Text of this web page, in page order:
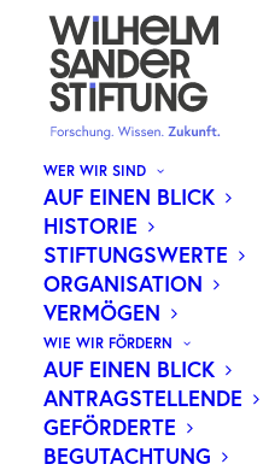
WER WIR SIND
AUF EINEN BLICK
HISTORIE
STIFTUNGSWERTE
ORGANISATION
VERMÖGEN
WIE WIR FÖRDERN
AUF EINEN BLICK
ANTRAGSTELLENDE
GEFÖRDERTE
BEGUTACHTUNG